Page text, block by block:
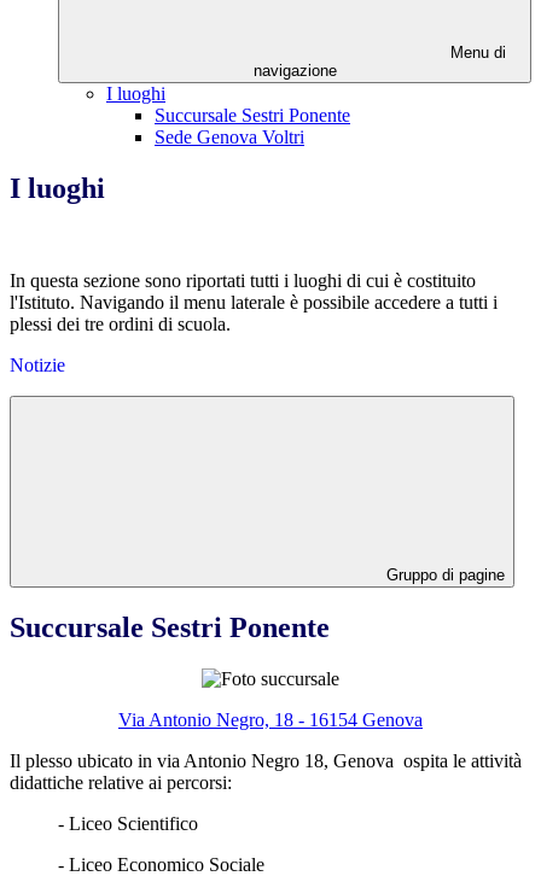
Menu di
navigazione
I luoghi
Succursale Sestri Ponente
Sede Genova Voltri
I luoghi
In questa sezione sono riportati tutti i luoghi di cui è costituito
l'Istituto. Navigando il menu laterale è possibile accedere a tutti i
plessi dei tre ordini di scuola.
Notizie
Gruppo di pagine
Succursale Sestri Ponente
Via Antonio Negro, 18 - 16154 Genova
Il plesso ubicato in via Antonio Negro 18, Genova ospita le attività
didattiche relative ai percorsi:
- Liceo Scientifico
- Liceo Economico Sociale